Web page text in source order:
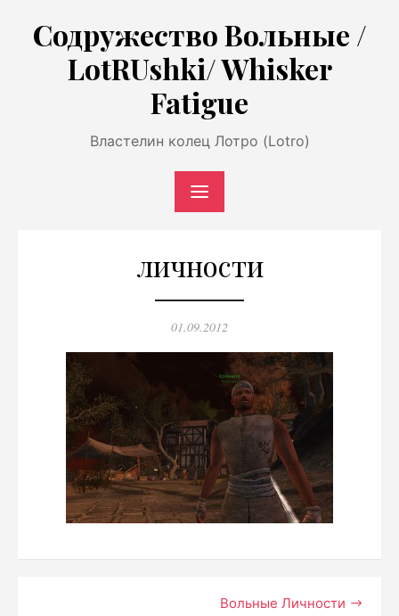
содержимому
Содружество Вольные /
LotRUshki/ Whisker
Fatigue
Властелин колец Лотро (Lotro)
личности
Опубликовано
01.09.2012
Вольные Личности